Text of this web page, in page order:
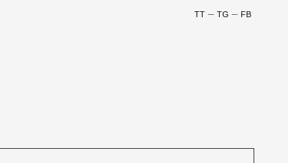
FB
TG
TT